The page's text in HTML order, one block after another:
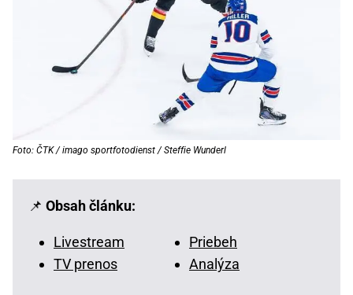
Foto: ČTK / imago sportfotodienst / Steffie Wunderl
📌 Obsah článku:
Livestream
Priebeh
TV prenos
Analýza